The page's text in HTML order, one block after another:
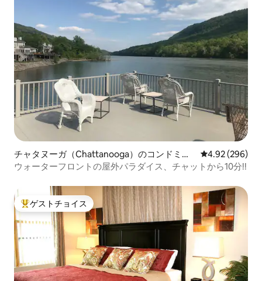
チャタヌーガ（Chattanooga）のコンドミニ
アム
レビュー296
4.92 (296)
ウォーターフロントの屋外パラダイス、チャットから10分!!
大好評のゲストチョイスです。
ゲストチョイス